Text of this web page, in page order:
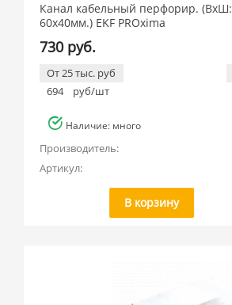
Канал кабельный перфорир. (ВхШ:
60х40мм.) EKF PROxima
730 руб.
От 25 тыс. руб
694
руб/шт
Наличие: много
Производитель:
Артикул:
В корзину